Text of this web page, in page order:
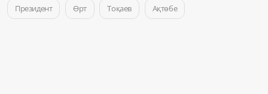
Президент Өрт Тоқаев Ақтөбе